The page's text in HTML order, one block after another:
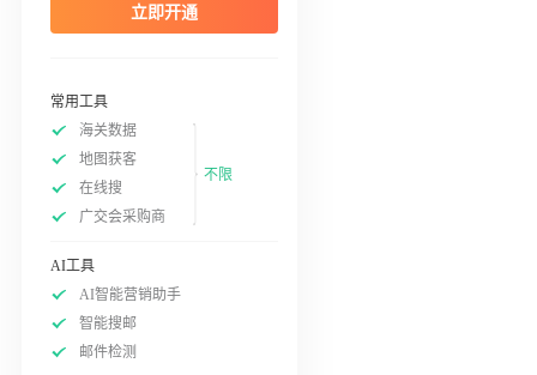
立即开通
常用工具
海关数据
地图获客
在线搜
广交会采购商
不限
AI工具
AI智能营销助手
智能搜邮
邮件检测